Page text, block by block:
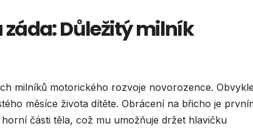
Důležitý milník
milníků motorického rozvoje novorozence.
měsíce života dítěte. Obrácení na břicho je
části těla, což mu umožňuje držet hlavičku